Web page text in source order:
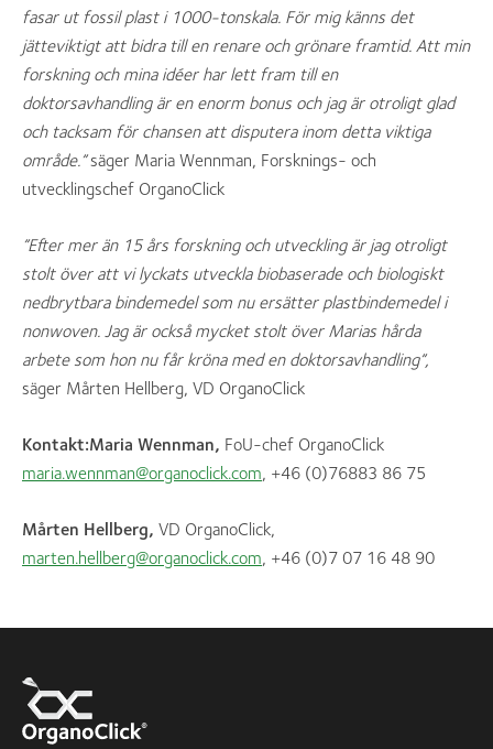
fasar ut fossil plast i 1000-tonskala. För mig känns det
jätteviktigt att bidra till en renare och grönare framtid. Att min
forskning och mina idéer har lett fram till en
doktorsavhandling är en enorm bonus och jag är otroligt glad
och tacksam för chansen att disputera inom detta viktiga
område.”säger Maria Wennman, Forsknings- och
utvecklingschef OrganoClick
”Efter mer än 15 års forskning och utveckling är jag otroligt
stolt över att vi lyckats utveckla biobaserade och biologiskt
nedbrytbara bindemedel som nu ersätter plastbindemedel i
nonwoven. Jag är också mycket stolt över Marias hårda
arbete som hon nu får kröna med en doktorsavhandling”,
säger Mårten Hellberg, VD OrganoClick
Kontakt:Maria Wennman, FoU-chef OrganoClick
maria.wennman@organoclick.com, +46 (0)76883 86 75
Mårten Hellberg, VD OrganoClick,
marten.hellberg@organoclick.com, +46 (0)7 07 16 48 90